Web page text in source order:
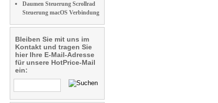
Daumen Steuerung Scrollrad
Steuerung macOS Verbindung
Bleiben Sie mit uns im
Kontakt und tragen Sie
hier Ihre E-Mail-Adresse
für unsere HotPrice-Mail
ein: